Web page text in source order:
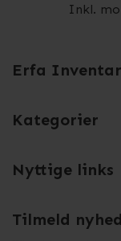
Inkl.
Erfa
Kategorier
Nyttige links
Tilmeld